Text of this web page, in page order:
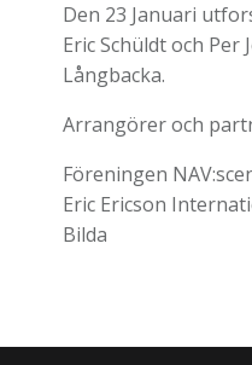
Den 23 Januari
Eric Schüldt och
Långbacka.
Arrangörer och
Föreningen
Eric Ericson
Bilda